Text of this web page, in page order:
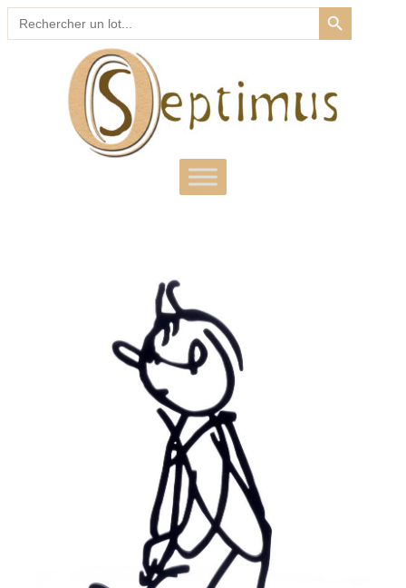
Search
for:
SEARCH BUTTON